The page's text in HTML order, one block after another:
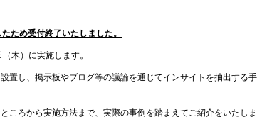
ため受付終了いたしました。
木）に実施します。
置し、掲示板やブログ等の議論を通じてインサイトを抽出する
ころから実施方法まで、実際の事例を踏まえてご紹介をいたしま